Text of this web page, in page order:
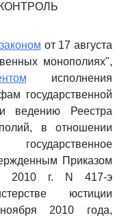
законом от 17 августа
монополиях",
исполнения
государственной
ведению Реестра
в отношении
Приказом
2010 г. N 417-э
юстиции
2010 года,